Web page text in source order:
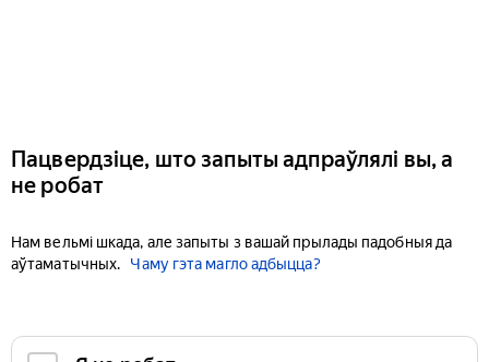
Пацвердзіце, што запыты адпраўлялі вы, а
не робат
Нам вельмі шкада, але запыты з вашай прылады падобныя да
аўтаматычных.
Чаму гэта магло адбыцца?